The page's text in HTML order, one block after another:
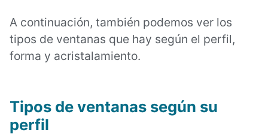
A continuación, también podemos ver los
tipos de ventanas que hay según el perfil,
forma y acristalamiento.
Tipos de ventanas según su
perfil